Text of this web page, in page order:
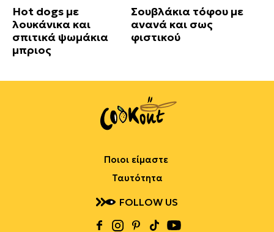
Hot dogs με
λουκάνικα και
σπιτικά ψωμάκια
μπριος
Σουβλάκια τόφου με
ανανά και σως
φιστικού
Ποιοι είμαστε
Ταυτότητα
FOLLOW US